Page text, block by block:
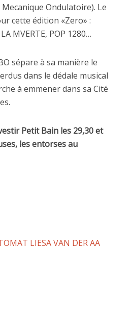
Ondulatoire). Le
cette édition «Zero» :
MVERTE, POP 1280…
sépare à sa manière le
dans le dédale musical
à emmener dans sa Cité
Petit Bain les 29,30 et
les entorses au
LIESA VAN DER AA